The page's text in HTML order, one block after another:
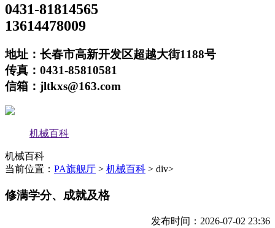
0431-81814565
13614478009
地址：长春市高新开发区超越大街1188号
传真：0431-85810581
信箱：jltkxs@163.com
机械百科
机械百科
当前位置： PA旗舰厅 > 机械百科 > div>
修满学分、成就及格
发布时间：2026-07-02 23:36